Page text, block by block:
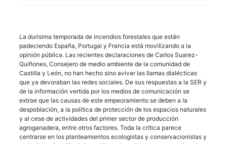
La durísima temporada de incendios forestales que están
padeciendo España, Portugal y Francia está movilizando a la
opinión pública. Las recientes declaraciones de Carlos Suarez-
Quiñones, Consejero de medio ambiente de la comunidad de
Castilla y León, no han hecho sino avivar las llamas dialécticas
que ya devoraban las redes sociales. De sus respuestas a la SER y
de la información vertida por los medios de comunicación se
extrae que las causas de este empeoramiento se deben a la
despoblación, a la política de protección de los espacios naturales
y al cese de actividades del primer sector de producción
agroganadera, entre otros factores. Toda la crítica parece
centrarse en los planteamientos ecologistas y conservacionistas y